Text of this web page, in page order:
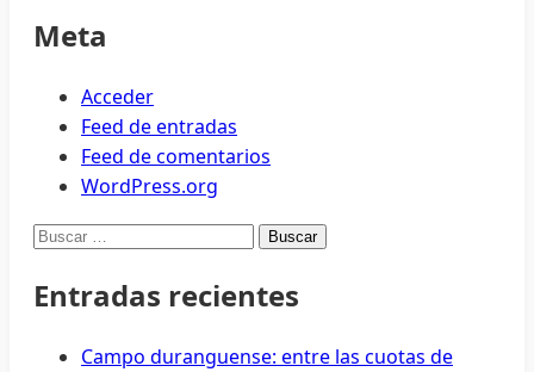
Meta
Acceder
Feed de entradas
Feed de comentarios
WordPress.org
Buscar:
Entradas recientes
Campo duranguense: entre las cuotas de